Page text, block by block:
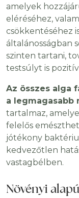
amelyek
eléréséhez,
csökkentéséhez
általánosságban
szinten tartani,
testsúlyt is
Az összes alga
a legmagasabb
tartalmaz,
felelős
jótékony
kedvezőtlen
vastagbélben.
Növényi